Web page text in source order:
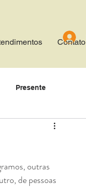
Contato
Presente
Gentileza
outras
de pessoas